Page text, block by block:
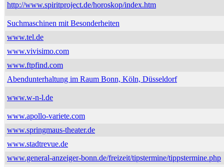
http://www.spiritproject.de/horoskop/index.htm
Suchmaschinen mit Besonderheiten
www.tel.de
www.vivisimo.com
www.ftpfind.com
Abendunterhaltung im Raum Bonn, Köln, Düsseldorf
www.w-n-l.de
www.apollo-variete.com
www.springmaus-theater.de
www.stadtrevue.de
www.general-anzeiger-bonn.de/freizeit/tipstermine/tippstermine.php